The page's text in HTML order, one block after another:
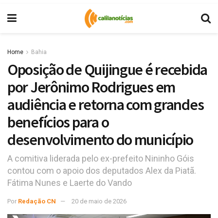
Home Bahia
Oposição de Quijingue é recebida
por Jerônimo Rodrigues em
audiência e retorna com grandes
benefícios para o
desenvolvimento do município
A comitiva liderada pelo ex-prefeito Nininho Góis
contou com o apoio dos deputados Alex da Piatã.
Fátima Nunes e Laerte do Vando
Por Redação CN 20 de maio de 2026